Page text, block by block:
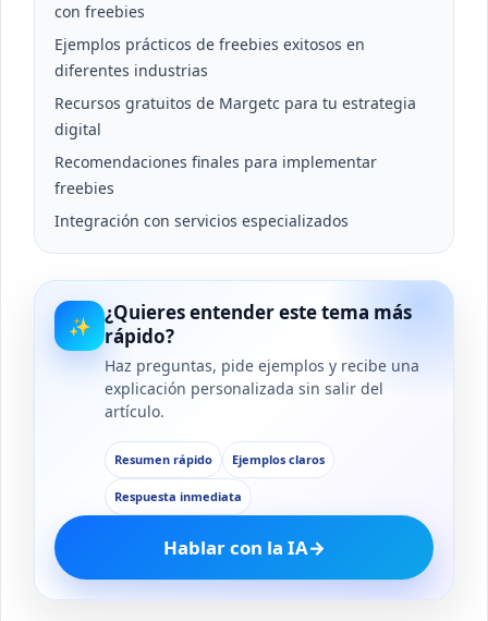
con freebies
Ejemplos prácticos de freebies exitosos en
diferentes industrias
Recursos gratuitos de Margetc para tu estrategia
digital
Recomendaciones finales para implementar
freebies
Integración con servicios especializados
✨
¿Quieres entender este tema más
rápido?
Haz preguntas, pide ejemplos y recibe una
explicación personalizada sin salir del
artículo.
Resumen rápido Ejemplos claros
Respuesta inmediata
Hablar con la IA→